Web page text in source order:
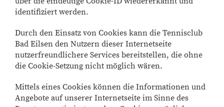
identifiziert werden.
Durch den Einsatz von Cookies kann die Tennisclub
Bad Eilsen den Nutzern dieser Internetseite
nutzerfreundlichere Services bereitstellen, die ohne
die Cookie-Setzung nicht möglich wären.
Mittels eines Cookies können die Informationen und
Angebote auf unserer Internetseite im Sinne des